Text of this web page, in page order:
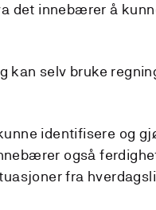
det innebærer å
kan selv bruke
identifisere og
også
fra